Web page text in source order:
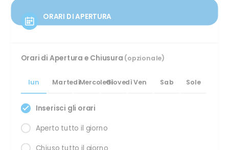
ORARI DI APERTURA
Orari di Apertura e Chiusura (opzionale)
lun MartedìMercoledìGiovedìVen Sab Sole
Inserisci gli orari
Aperto tutto il giorno
Chiuso tutto il giorno